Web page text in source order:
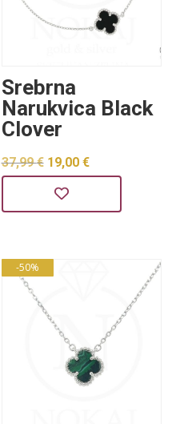
Srebrna
Narukvica Black
Clover
37,99€ Izvorna
cijena
bila
37,99 €.
19,00 €
je:
-50%